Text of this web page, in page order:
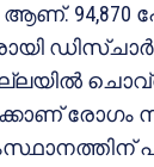
ആണ്.
രോഗം